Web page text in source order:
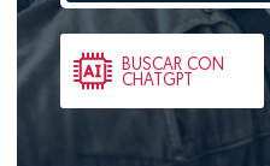
BUSCAR CON
CHATGPT